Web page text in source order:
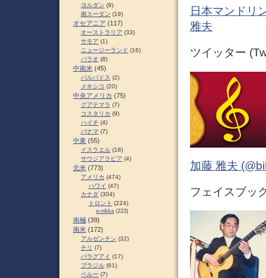
日本マンドリ
雅夫
ツイッター
加藤 雅夫
フェイスブッ
ヨルダン (9)
南スーダン (19)
オセアニア (117)
オーストラリア (33)
サモア (1)
ニュージーランド (16)
パラオ (8)
中南米 (45)
バルバドス (2)
メキシコ (20)
中央アメリカ (75)
グアテマラ (7)
コスタリカ (9)
ハイチ (4)
パナマ (7)
中東 (55)
イスラエル (18)
サウジアラビア (4)
北米 (773)
アメリカ (474)
ハワイ (47)
カナダ (304)
トロント (224)
e-nikka (223)
南極 (39)
南米 (172)
アルゼンチン (32)
チリ (7)
パラグアイ (17)
ブラジル (61)
ペルー (7)